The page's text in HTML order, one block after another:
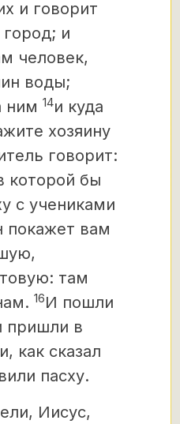
и говорит
и
человек,
воды;
ним 14и куда
хозяину
говорит:
которой бы
с учениками
покажет вам
там
16И пошли
пришли в
как сказал
пасху.
Иисус,